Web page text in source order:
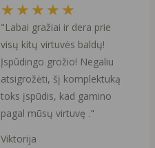
★ ★ ★ ★ ★
5
out
of
5
"Labai gražiai ir dera prie
visų kitų virtuvės baldų!
Įspūdingo grožio! Negaliu
atsigrožėti, šį komplektuką
toks įspūdis, kad gamino
pagal mūsų virtuvę ."
Viktorija